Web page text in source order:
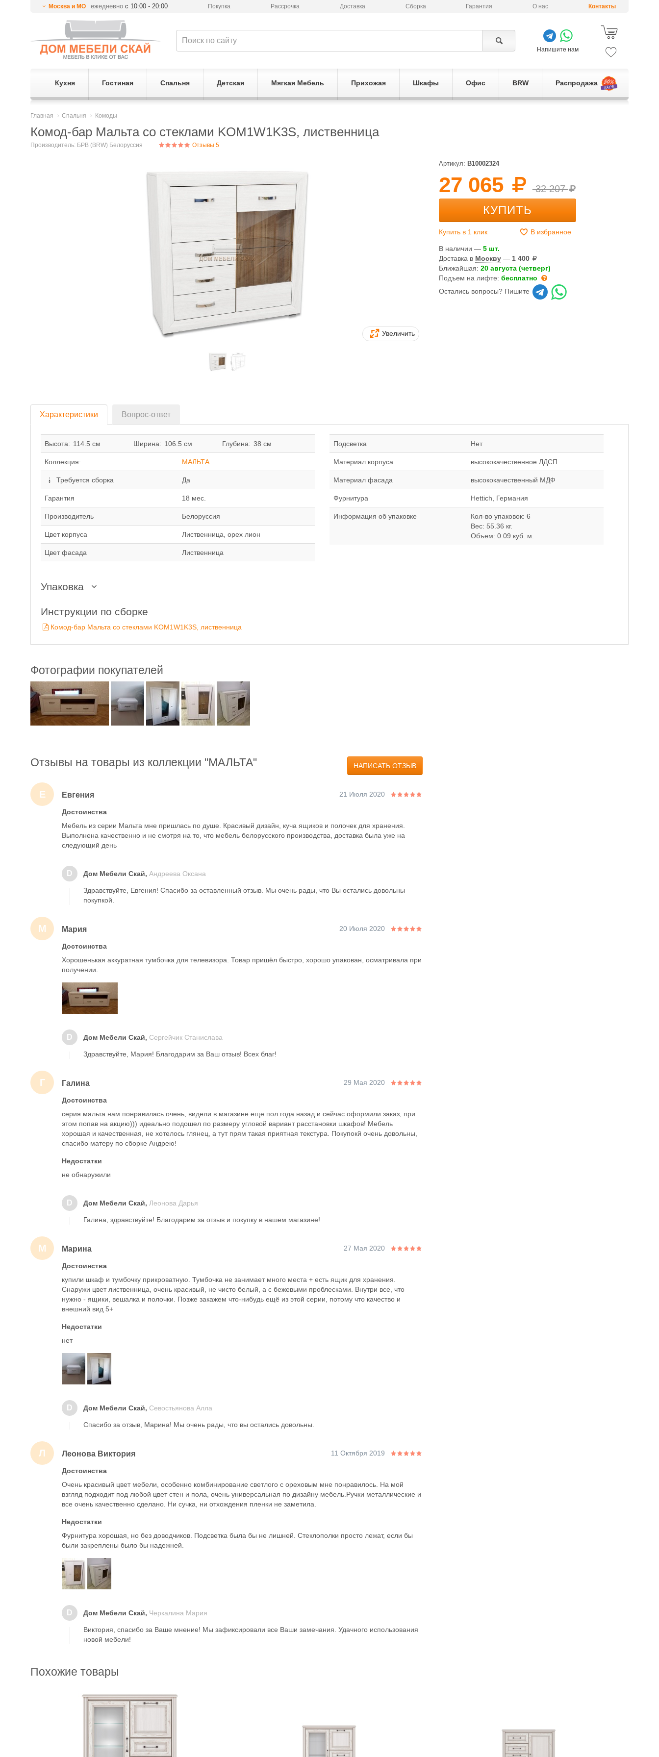
Москва и МО ежедневнос 10:00 - 20:00 Покупка Рассрочка Доставка Сборка Гарантия О нас Контакты
Напишите нам
Кухня Гостиная Спальня Детская Мягкая Мебель Прихожая Шкафы Офис BRW Распродажа
Главная Спальня Комоды
Комод-бар Мальта со стеклами KOM1W1K3S, лиственница
Производитель: БРВ (BRW) Белоруссия Отзывы 5
Увеличить
Артикул: B10002324
27 065 32 207
КУПИТЬ
Купить в 1 клик В избранное
В наличии —5 шт.
Доставка в Москву — 1 400
Ближайшая:20 августа (четверг)
Подъем на лифте:бесплатно
Остались вопросы? Пишите
Характеристики Вопрос-ответ
Высота: 114.5 см Ширина: 106.5 см Глубина: 38 см
Коллекция: МАЛЬТА
Требуется сборка Да
Гарантия 18 мес.
Производитель Белоруссия
Цвет корпуса Лиственница, орех лион
Цвет фасада Лиственница
Подсветка Нет
Материал корпуса высококачественное ЛДСП
Материал фасада высококачественный МДФ
Фурнитура Hettich, Германия
Информация об упаковке
Кол-во упаковок: 6
Вес: 55.36 кг.
Объем: 0.09 куб. м.
Упаковка
Инструкции по сборке
Комод-бар Мальта со стеклами KOM1W1K3S, лиственница
Фотографии покупателей
Отзывы на товары из коллекции "МАЛЬТА" НАПИСАТЬ ОТЗЫВ
Е Евгения 21 Июля 2020
Достоинства
Мебель из серии Мальта мне пришлась по душе. Красивый дизайн, куча ящиков и полочек для хранения.
Выполнена качественно и не смотря на то, что мебель белорусского производства, доставка была уже на
следующий день
D Дом Мебели Скай, Андреева Оксана
Здравствуйте, Евгения! Спасибо за оставленный отзыв. Мы очень рады, что Вы остались довольны
покупкой.
М Мария 20 Июля 2020
Достоинства
Хорошенькая аккуратная тумбочка для телевизора. Товар пришёл быстро, хорошо упакован, осматривала при
получении.
D Дом Мебели Скай, Сергейчик Станислава
Здравствуйте, Мария! Благодарим за Ваш отзыв! Всех благ!
Г Галина 29 Мая 2020
Достоинства
серия мальта нам понравилась очень, видели в магазине еще пол года назад и сейчас оформили заказ, при
этом попав на акцию))) идеально подошел по размеру угловой вариант расстановки шкафов! Мебель
хорошая и качественная, не хотелось глянец, а тут прям такая приятная текстура. Покупокй очень довольны,
спасибо матеру по сборке Андрею!
Недостатки
не обнаружили
D Дом Мебели Скай, Леонова Дарья
Галина, здравствуйте! Благодарим за отзыв и покупку в нашем магазине!
М Марина 27 Мая 2020
Достоинства
купили шкаф и тумбочку прикроватную. Тумбочка не занимает много места + есть ящик для хранения.
Снаружи цвет лиственница, очень красивый, не чисто белый, а с бежевыми проблесками. Внутри все, что
нужно - ящики, вешалка и полочки. Позже закажем что-нибудь ещё из этой серии, потому что качество и
внешний вид 5+
Недостатки
нет
D Дом Мебели Скай, Севостьянова Алла
Спасибо за отзыв, Марина! Мы очень рады, что вы остались довольны.
Л Леонова Виктория 11 Октября 2019
Достоинства
Очень красивый цвет мебели, особенно комбинирование светлого с ореховым мне понравилось. На мой
взгляд подходит под любой цвет стен и пола, очень универсальная по дизайну мебель.Ручки металлические и
все очень качественно сделано. Ни сучка, ни отхождения пленки не заметила.
Недостатки
Фурнитура хорошая, но без доводчиков. Подсветка была бы не лишней. Стеклополки просто лежат, если бы
были закреплены было бы надежней.
D Дом Мебели Скай, Черкалина Мария
Виктория, спасибо за Ваше мнение! Мы зафиксировали все Ваши замечания. Удачного использования
новой мебели!
Похожие товары